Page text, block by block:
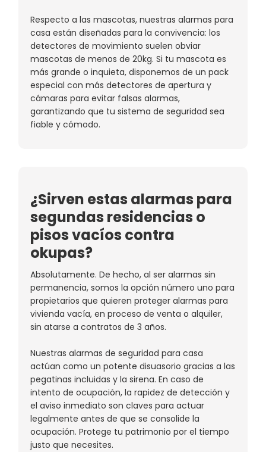
Respecto a las mascotas, nuestras alarmas para
casa están diseñadas para la convivencia: los
detectores de movimiento suelen obviar
mascotas de menos de 20kg. Si tu mascota es
más grande o inquieta, disponemos de un pack
especial con más detectores de apertura y
cámaras para evitar falsas alarmas,
garantizando que tu sistema de seguridad sea
fiable y cómodo.
¿Sirven estas alarmas para
segundas residencias o
pisos vacíos contra
okupas?
Absolutamente. De hecho, al ser alarmas sin
permanencia, somos la opción número uno para
propietarios que quieren proteger alarmas para
vivienda vacía, en proceso de venta o alquiler,
sin atarse a contratos de 3 años.
Nuestras alarmas de seguridad para casa
actúan como un potente disuasorio gracias a las
pegatinas incluidas y la sirena. En caso de
intento de ocupación, la rapidez de detección y
el aviso inmediato son claves para actuar
legalmente antes de que se consolide la
ocupación. Protege tu patrimonio por el tiempo
justo que necesites.